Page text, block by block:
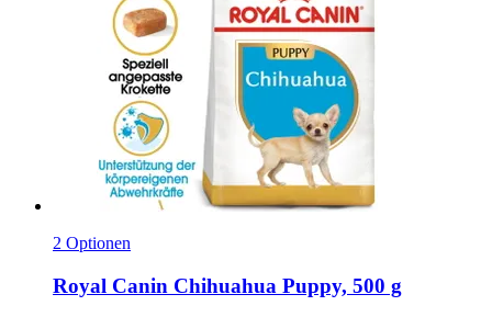
2 Optionen
Royal Canin Chihuahua Puppy, 500 g